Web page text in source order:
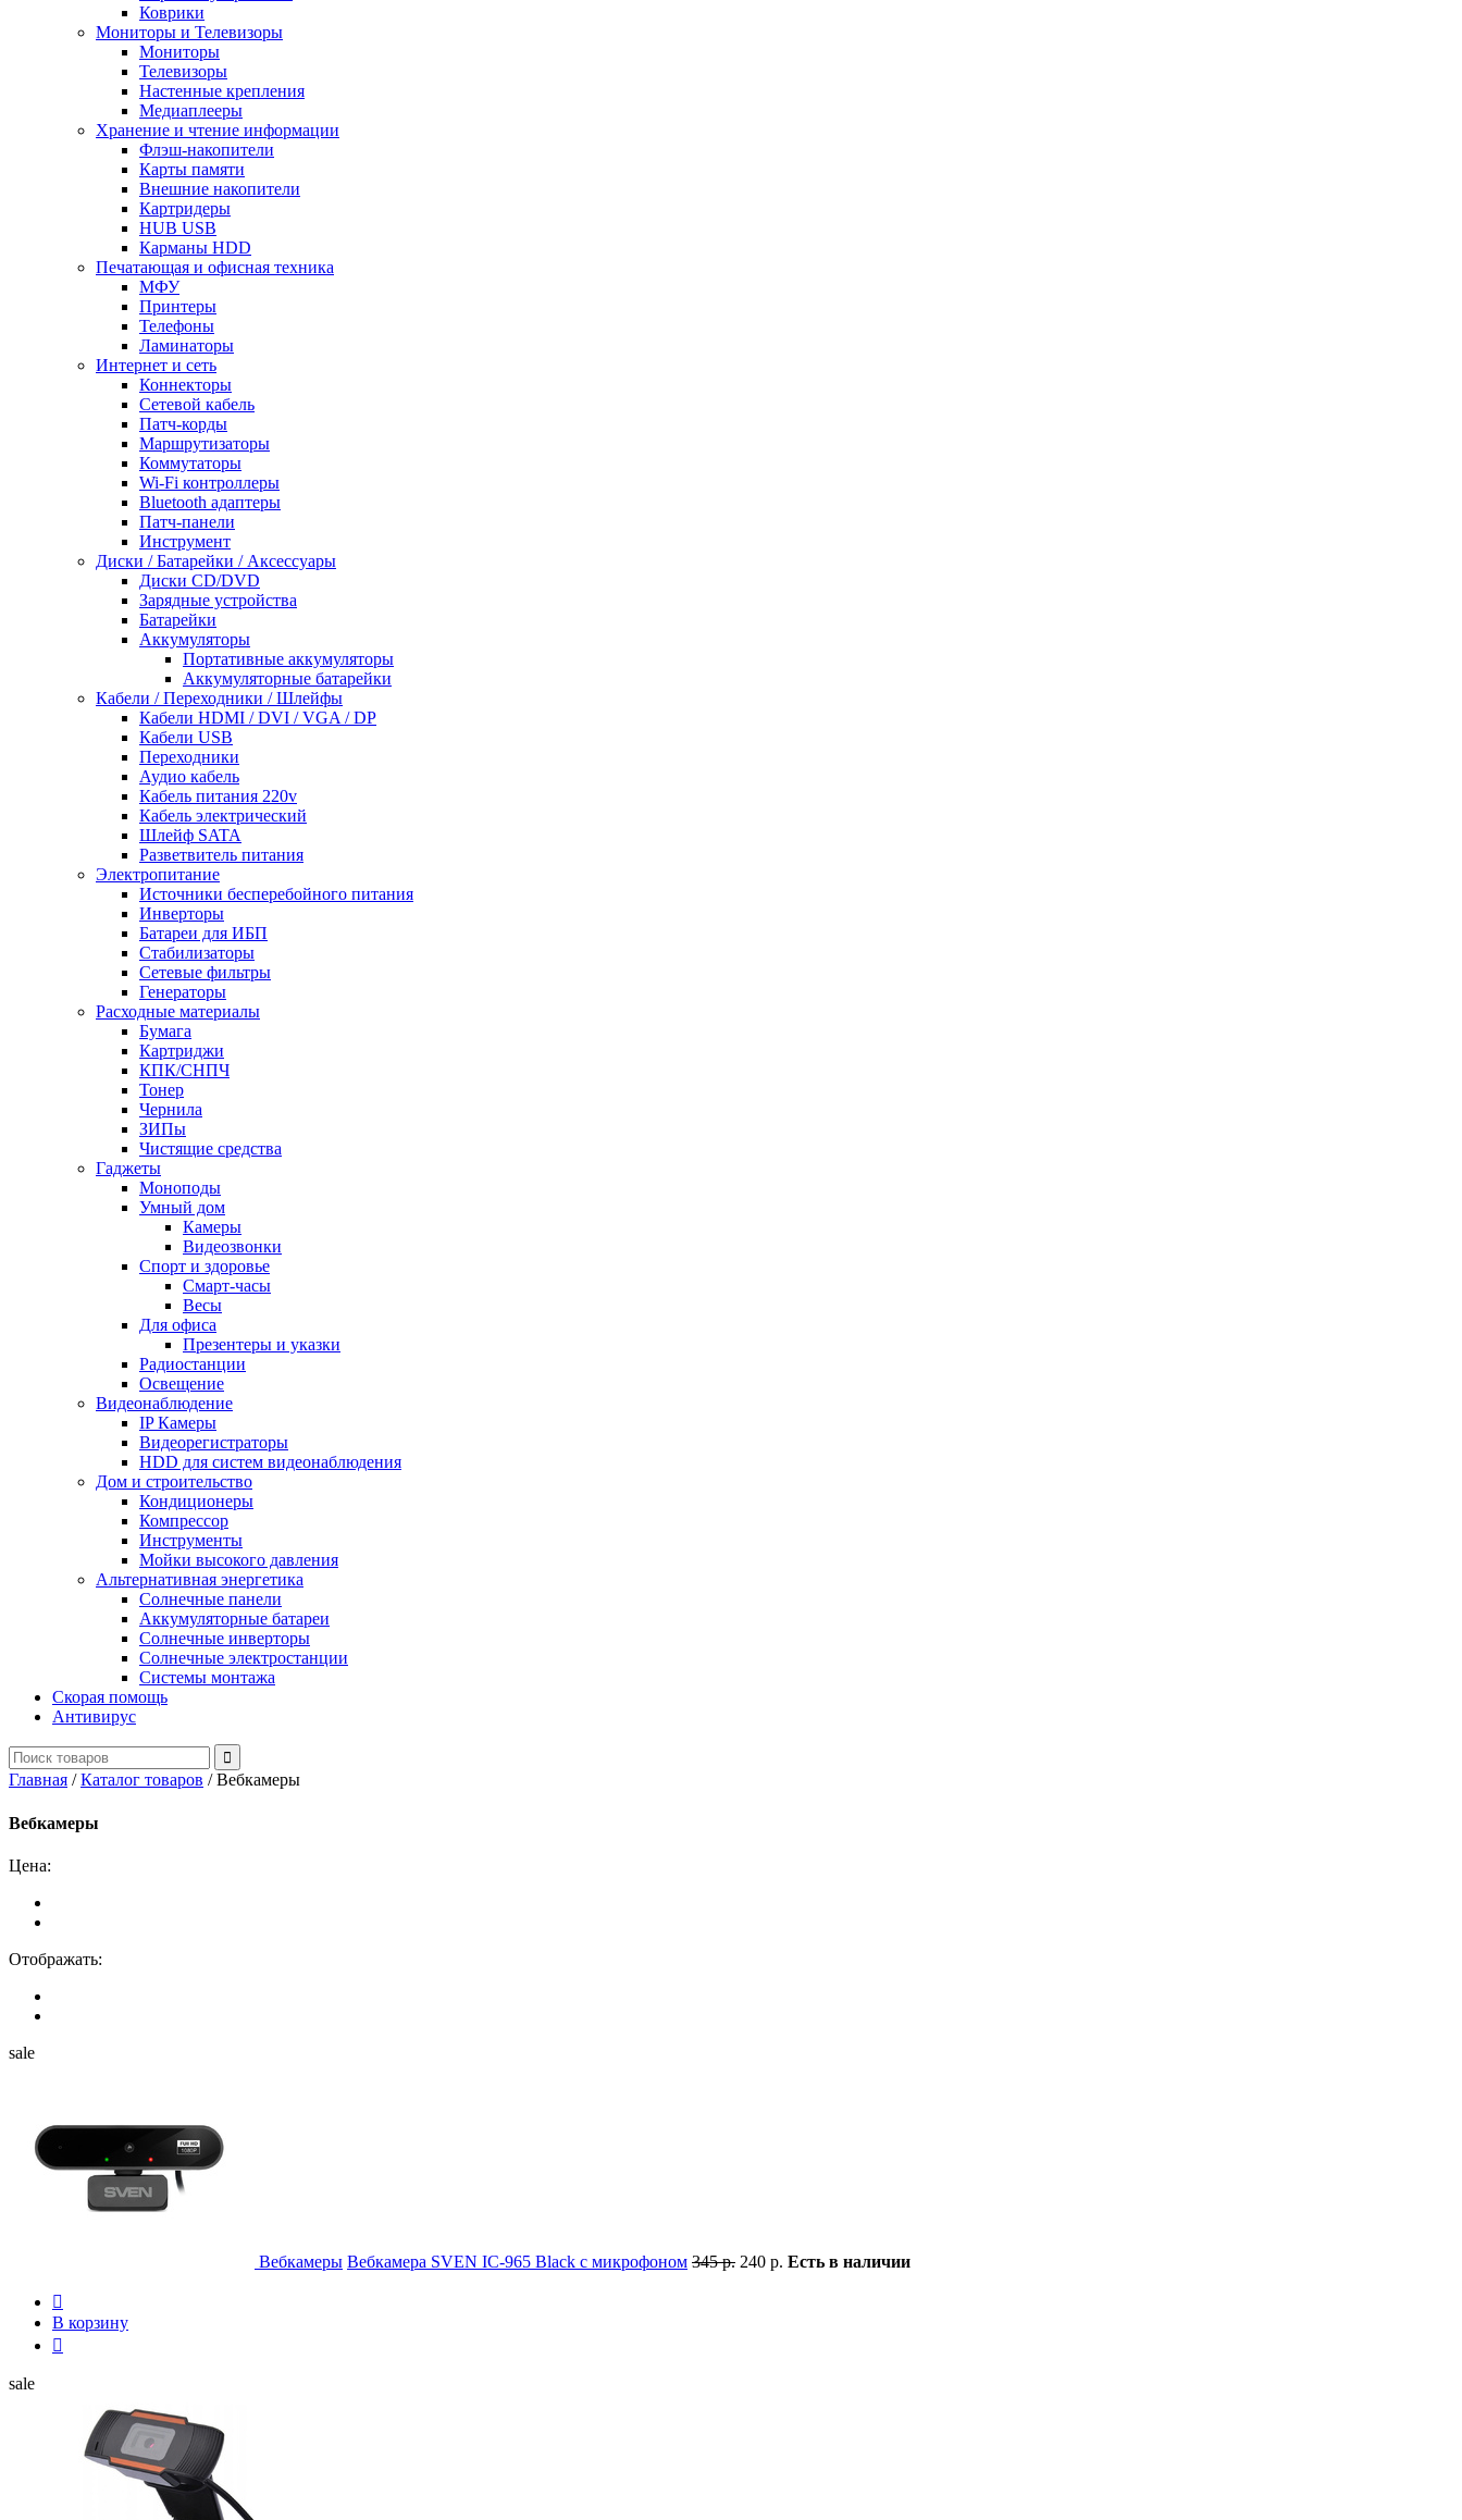
Коврики
Мониторы и Телевизоры
Мониторы
Телевизоры
Настенные крепления
Медиаплееры
Хранение и чтение информации
Флэш-накопители
Карты памяти
Внешние накопители
Картридеры
HUB USB
Карманы HDD
Печатающая и офисная техника
МФУ
Принтеры
Телефоны
Ламинаторы
Интернет и сеть
Коннекторы
Сетевой кабель
Патч-корды
Маршрутизаторы
Коммутаторы
Wi-Fi контроллеры
Bluetooth адаптеры
Патч-панели
Инструмент
Диски / Батарейки / Аксессуары
Диски CD/DVD
Зарядные устройства
Батарейки
Аккумуляторы
Портативные аккумуляторы
Аккумуляторные батарейки
Кабели / Переходники / Шлейфы
Кабели HDMI / DVI / VGA / DP
Кабели USB
Переходники
Аудио кабель
Кабель питания 220v
Кабель электрический
Шлейф SATA
Разветвитель питания
Электропитание
Источники бесперебойного питания
Инверторы
Батареи для ИБП
Стабилизаторы
Сетевые фильтры
Генераторы
Расходные материалы
Бумага
Картриджи
КПК/СНПЧ
Тонер
Чернила
ЗИПы
Чистящие средства
Гаджеты
Моноподы
Умный дом
Камеры
Видеозвонки
Спорт и здоровье
Смарт-часы
Весы
Для офиса
Презентеры и указки
Радиостанции
Освещение
Видеонаблюдение
IP Камеры
Видеорегистраторы
HDD для систем видеонаблюдения
Дом и строительство
Кондиционеры
Компрессор
Инструменты
Мойки высокого давления
Альтернативная энергетика
Солнечные панели
Аккумуляторные батареи
Солнечные инверторы
Солнечные электростанции
Системы монтажа
Скорая помощь
Антивирус
Главная /Каталог товаров /Вебкамеры
Вебкамеры
Цена:
Отображать:
sale
Вебкамеры Вебкамера SVEN IC-965 Black с микрофоном 345 р. 240 р. Есть в наличии

В корзину

sale